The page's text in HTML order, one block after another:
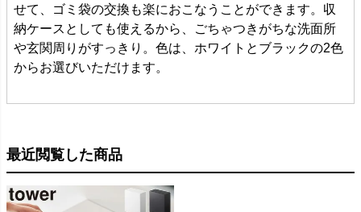
せて、ゴミ袋の交換も楽におこなうことができます。収
納ケースとしても使えるから、ごちゃつきがちな洗面所
や玄関周りがすっきり。色は、ホワイトとブラックの2色
からお選びいただけます。
最近閲覧した商品